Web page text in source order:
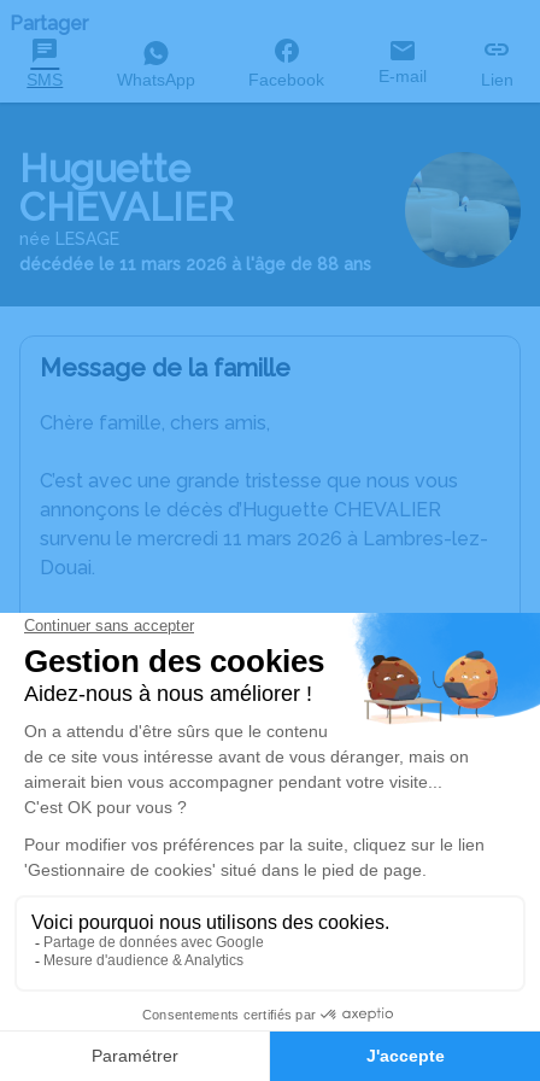
Faire-part Hommages
Partager
SMS WhatsApp Facebook E-mail Lien
Huguette
CHEVALIER
née LESAGE
décédée le 11 mars 2026 à l'âge de 88 ans
Message de la famille
Chère famille, chers amis,
C’est avec une grande tristesse que nous vous
annonçons le décès d’Huguette CHEVALIER
survenu le mercredi 11 mars 2026 à Lambres-lez-
Douai.
Nous vous invitons à utiliser cet espace pour
laisser vos condoléances, partager des photos
souvenirs, une anecdote ou exprimer vos pensées
à travers des poèmes ou des textes. Cet endroit
est un lieu d'expression dédié à honorer la
mémoire d’Huguette CHEVALIER.
disponible ici.
Je rends hommage
lundi 16 mars 2026 à 11h00
Église de Cuincy